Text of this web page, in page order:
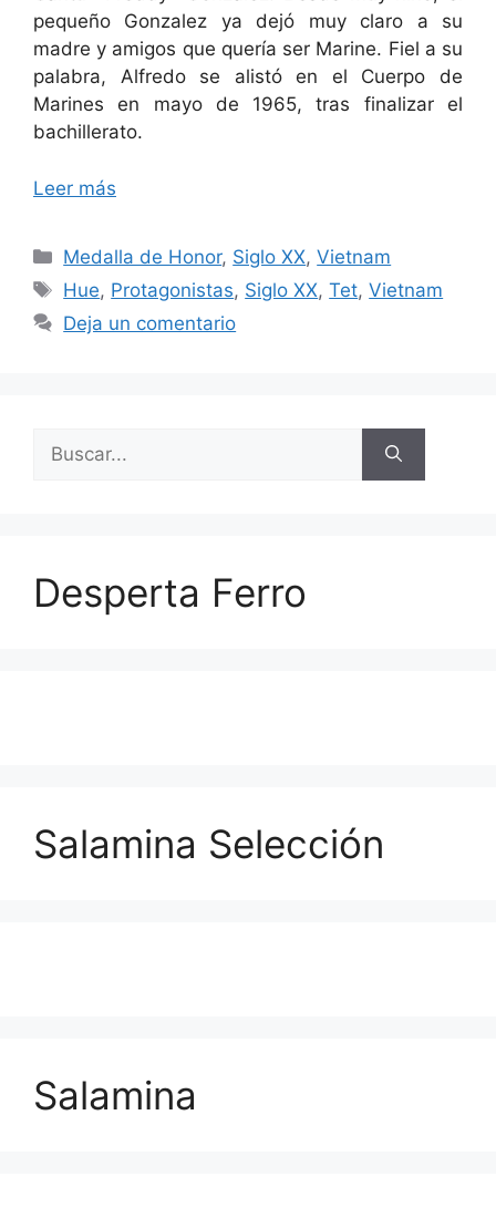
pequeño Gonzalez ya dejó muy claro a su
madre y amigos que quería ser Marine. Fiel a su
palabra, Alfredo se alistó en el Cuerpo de
Marines en mayo de 1965, tras finalizar el
bachillerato.
Leer más
Categorías
Medalla de Honor, Siglo XX,Vietnam
Etiquetas
Hue, Protagonistas, Siglo XX,Tet,Vietnam
Deja un comentario
Desperta Ferro
Salamina Selección
Salamina